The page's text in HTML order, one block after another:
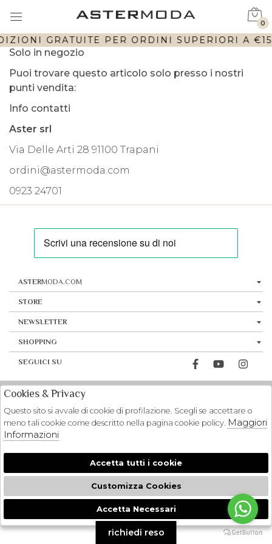
GRATUITE PER ORDINI SUPERIORI A
0
Solo in negozio
Puoi trovare questo articolo solo presso i nostri
punti vendita:
Info contatti
Aster srl
Via Delle Arti 28 91100 Trapani
ordini@astermoda.com
0923 24701
ASTERMODA.COM
STORE
NEWSLETTER
SHOPPING
SEGUICI SU
🍪
richiedi reso
Cookies & Privacy
Questo sito si avvale di cookie di profilazione. Scegli se accettare o
meno tali cookie come descritto nella pagina cookie policy. Maggiori
Informazioni
Accetta tutti i cookie
Customizza Cookies
Accetta Necessari